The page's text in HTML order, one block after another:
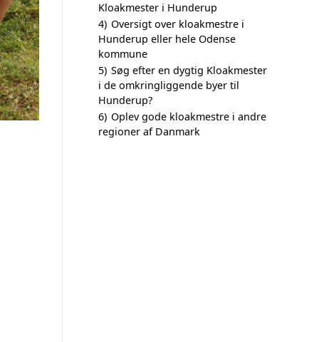
Kloakmester i Hunderup
4) Oversigt over kloakmestre i
Hunderup eller hele Odense
kommune
5) Søg efter en dygtig Kloakmester
i de omkringliggende byer til
Hunderup?
6) Oplev gode kloakmestre i andre
regioner af Danmark